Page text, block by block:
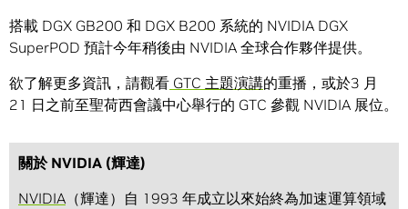
搭載 DGX GB200 和 DGX B200 系統的 NVIDIA DGX
SuperPOD 預計今年稍後由 NVIDIA 全球合作夥伴提供。
欲了解更多資訊，請觀看 GTC 主題演講的重播，或於3 月
21 日之前至聖荷西會議中心舉行的 GTC 參觀 NVIDIA 展位。
關於 NVIDIA (輝達)
NVIDIA （輝達）自 1993 年成立以來始終為加速運算領域